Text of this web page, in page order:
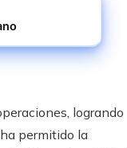
logrando
permitido la